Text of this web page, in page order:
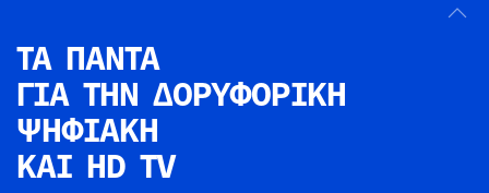
ΤΑ ΠΑΝΤΑ
ΓΙΑ ΤΗΝ ΔΟΡΥΦΟΡΙΚΗ
ΨΗΦΙΑΚΗ
ΚΑΙ HD TV